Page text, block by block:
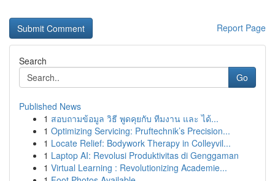
Report Page
Search
Go
Published News
1 สอบถามข้อมูล วิธี พูดคุยกับ ทีมงาน และ ได้...
1 Optimizing Servicing: Pruftechnik’s Precision...
1 Locate Relief: Bodywork Therapy in Colleyvil...
1 Laptop AI: Revolusi Produktivitas di Genggaman
1 Virtual Learning : Revolutionizing Academie...